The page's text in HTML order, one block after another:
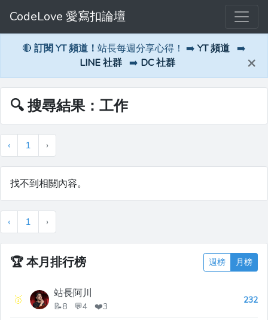
CodeLove 愛寫扣論壇
🔴 訂閱 YT 頻道！ 站長每週分享心得！ ➡️ YT 頻道 ➡️
LINE 社群 ➡️ DC 社群 ×
🔍 搜尋結果：工作
‹ 1 ›
找不到相關內容。
‹ 1 ›
🏆本月排行榜 週榜 月榜
🥇 站長阿川
📝8 💬4 ❤️3
232